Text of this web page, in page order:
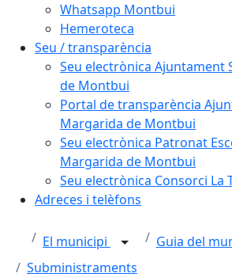
Whatsapp Montbui
Hemeroteca
Seu / transparència
Seu electrònica Ajuntament
de Montbui
Portal de transparència
Margarida de Montbui
Seu electrònica Patronat
Margarida de Montbui
Seu electrònica Consorci La
Adreces i telèfons
El municipi
Guia del
Subministraments